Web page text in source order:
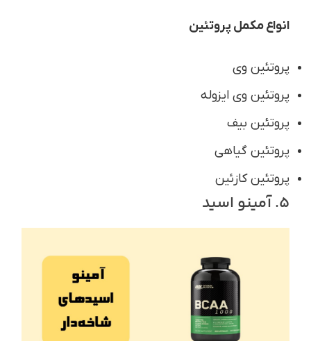
انواع مکمل پروتئین
پروتئین وی
پروتئین وی ایزوله
پروتئین بیف
پروتئین گیاهی
پروتئین کازئین
5. آمینو اسید